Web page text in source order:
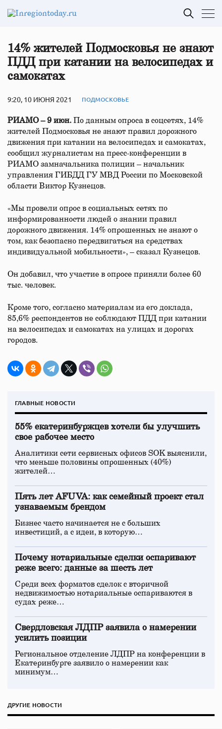
14% жителей Подмосковья не знают
ПДД при катании на велосипедах и
самокатах
9:20, 10 ИЮНЯ 2021 ПОДМОСКОВЬЕ
РИАМО – 9 июн. По данным опроса в соцсетях, 14%
жителей Подмосковья не знают правил дорожного
движения при катании на велосипедах и самокатах,
сообщил журналистам на пресс-конференции в
РИАМО замначальника полиции – начальник
управления ГИБДД ГУ МВД России по Московской
области Виктор Кузнецов.
«Мы провели опрос в социальных сетях по
информированности людей о знании правил
дорожного движения. 14% опрошенных не знают о
том, как безопасно передвигаться на средствах
индивидуальной мобильности», – сказал Кузнецов.
Он добавил, что участие в опросе приняли более 60
тыс. человек.
Кроме того, согласно материалам из его доклада,
85,6% респондентов не соблюдают ПДД при катании
на велосипедах и самокатах на улицах и дорогах
городов.
ГЛАВНЫЕ НОВОСТИ
55% екатеринбуржцев хотели бы улучшить
свое рабочее место
Аналитики сети сервисных офисов SOK выяснили,
что меньше половины опрошенных (40%)
жителей…
Пять лет AFUVA: как семейный проект стал
узнаваемым брендом
Бизнес часто начинается не с больших
инвестиций, а с идеи, в которую…
Почему нотариальные сделки оспаривают
реже всего: данные за шесть лет
Среди всех форматов сделок с вторичной
недвижимостью нотариальные оспариваются в
судах реже…
Свердловская ЛДПР заявила о намерении
усилить позиции
Региональное отделение ЛДПР на конференции в
Екатеринбурге заявило о намерении как
минимум…
ДРУГИЕ НОВОСТИ